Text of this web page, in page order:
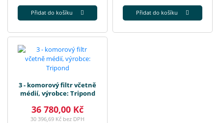
Přidat do košíku Přidat do košíku
3 - komorový filtr včetně
médií, výrobce: Tripond
36 780,00 Kč
30 396,69 Kč bez DPH